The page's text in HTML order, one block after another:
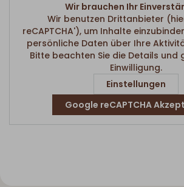
Wir brauchen Ihr
Wir benutzen Drittanbieter
reCAPTCHA'), um Inhalte
persönliche Daten über Ihre
Bitte beachten Sie die Details und
Einwilligung.
Einstellungen
Google reCAPTCHA